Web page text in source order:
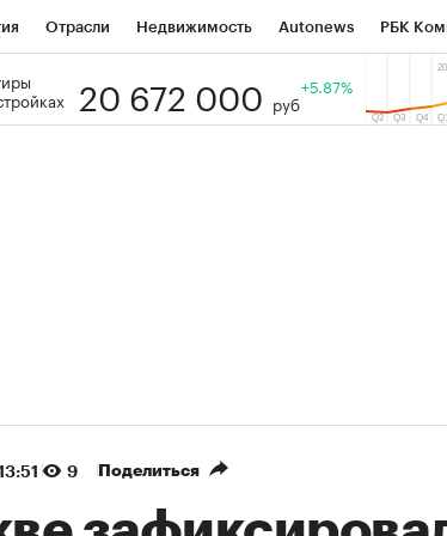
Отрасли Недвижимость Autonews РБК
Тренды
20 672 000 руб
+5.87%
9 Поделиться